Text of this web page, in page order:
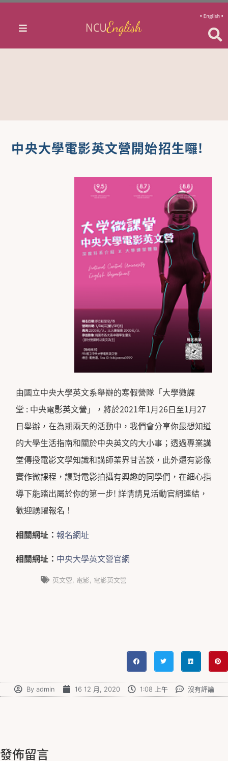
中央大學電影英文營開始招生囉!
由國立中央大學英文系舉辦的寒假營隊「大學微課
堂 : 中央電影英文營」，將於2021年1月26日至1月27
日舉辦，在為期兩天的活動中，我們會分享你最想知道
的大學生活指南和關於中央英文的大小事；透過專業講
堂傳授電影文學知識和講師業界甘苦談，此外還有影像
實作微課程，讓對電影拍攝有興趣的同學們，在細心指
導下能踏出屬於你的第一步! 詳情請見活動官網連結，
歡迎踴躍報名！
相關網址：報名網址
相關網址： 中央大學英文營官網
英文營 電影 電影英文營
Byadmin 16 12 月, 2020 1:08 上午 沒有評論
發佈留言